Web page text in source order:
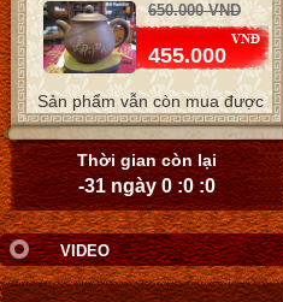
650.000 VND
455.000
650.000 VND
455.000
1.550.000 VND
1.085.000
Sản phẩm vẫn còn mua được
Thời gian còn lại
-31 ngày 0 :0 :0
VIDEO